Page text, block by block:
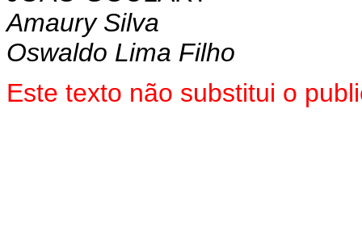
Amaury Silva
Oswaldo Lima Filho
Este texto não substitui o